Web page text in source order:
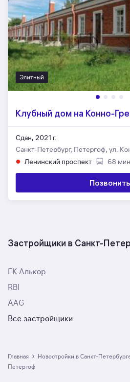
Элитный
Клубный дом на Конно-
Сдан, 2021 г.
Санкт-Петербург, Петергоф, ул.
Ленинский проспект
68
Позвонить
Застройщики в Санкт-
ГК Алькор
RBI
AAG
Все застройщики
Главная › Новостройки в Санкт-
Петергоф